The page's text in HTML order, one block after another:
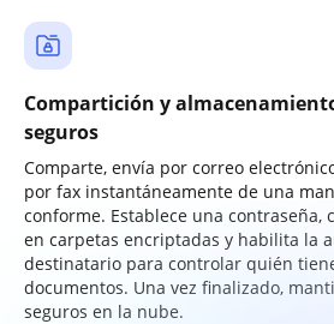
Compartición y
seguros
Comparte, envía por correo
por fax instantáneamente de una
conforme. Establece una contraseña,
en carpetas encriptadas y habilita la
destinatario para controlar quién
documentos. Una vez finalizado,
seguros en la nube.